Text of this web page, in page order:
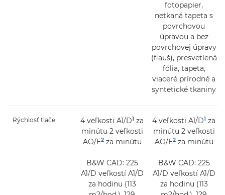
fotopapier,
netkaná tapeta s
povrchovou
úpravou a bez
povrchovej úpravy
(flauš), presvetlená
fólia, tapeta,
viaceré prírodné a
syntetické tkaniny
Rýchlosť tlače 4 veľkosti A1/D1 za
minútu 2 veľkosti
AO/E2za minútu
B&W CAD: 225
A1/D veľkostí A1/D
za hodinu (113
4 veľkosti A1/D1 za
minútu 2 veľkosti
AO/E2za minútu
B&W CAD: 225
A1/D veľkostí A1/D
za hodinu (113